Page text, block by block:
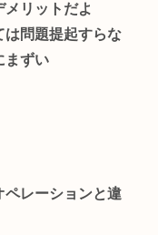
リットだよ
は問題提起すらな
まずい
ペレーションと違